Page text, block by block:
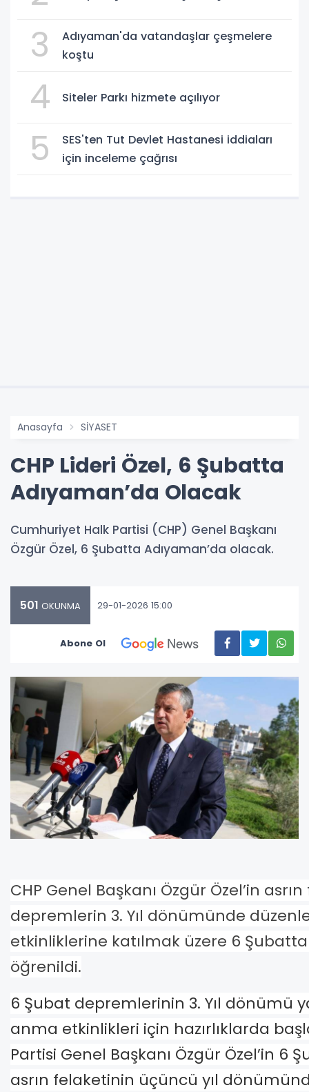
3
Adıyaman'da vatandaşlar çeşmelere
koştu
4 Siteler Parkı hizmete açılıyor
5
SES'ten Tut Devlet Hastanesi iddiaları
için inceleme çağrısı
Anasayfa SİYASET
CHP Lideri Özel, 6 Şubatta
Adıyaman’da Olacak
Cumhuriyet Halk Partisi (CHP) Genel Başkanı
Özgür Özel, 6 Şubatta Adıyaman’da olacak.
501 OKUNMA 29-01-2026 15:00
Abone Ol
CHP Genel Başkanı Özgür Özel’in
depremlerin 3. Yıl dönümünde
etkinliklerine katılmak üzere 6
öğrenildi.
6 Şubat depremlerinin 3. Yıl dönümü
anma etkinlikleri için hazırlıklarda
Partisi Genel Başkanı Özgür Özel’in 6
asrın felaketinin üçüncü yıl